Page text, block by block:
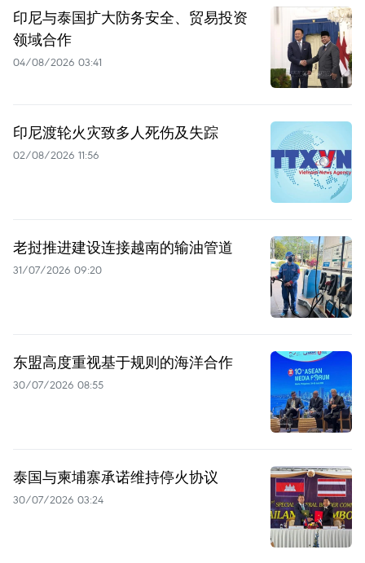
印尼与泰国扩大防务安全、贸易投资
领域合作
04/08/2026 03:41
印尼渡轮火灾致多人死伤及失踪
02/08/2026 11:56
老挝推进建设连接越南的输油管道
31/07/2026 09:20
东盟高度重视基于规则的海洋合作
30/07/2026 08:55
泰国与柬埔寨承诺维持停火协议
30/07/2026 03:24